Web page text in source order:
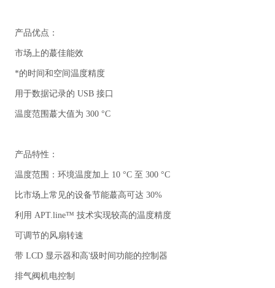
产品优点：
市场上的蕞佳能效
*的时间和空间温度精度
用于数据记录的 USB 接口
温度范围蕞大值为 300 °C
产品特性：
温度范围：环境温度加上 10 °C 至 300 °C
比市场上常见的设备节能蕞高可达 30%
利用 APT.line™ 技术实现较高的温度精度
可调节的风扇转速
带 LCD 显示器和高'级时间功能的控制器
排气阀机电控制